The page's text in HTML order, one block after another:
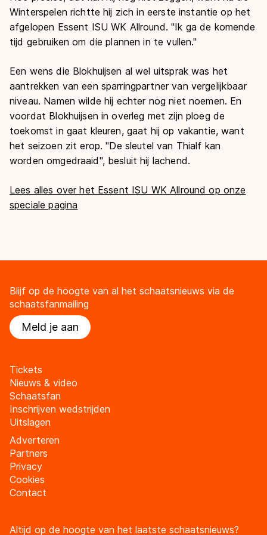
Winterspelen richtte hij zich in eerste instantie op het
afgelopen Essent ISU WK Allround. "Ik ga de komende
tijd gebruiken om die plannen in te vullen."
Een wens die Blokhuijsen al wel uitsprak was het
aantrekken van een sparringpartner van vergelijkbaar
niveau. Namen wilde hij echter nog niet noemen. En
voordat Blokhuijsen in overleg met zijn ploeg de
toekomst in gaat kleuren, gaat hij op vakantie, want
het seizoen zit erop. "De sleutel van Thialf kan
worden omgedraaid", besluit hij lachend.
Lees alles over het Essent ISU WK Allround op onze
speciale pagina
Blijf op de hoogte van al het schaatsnieuws via de
schaatsfanmailing
Meld je aan
Tickets
Nieuws & video
Schaatsfan
Inschrijven wedstrijden
Uitslagen
Adverteren
Partners
Privacy
Cookies
Contact
Altijd op de hoogte van het laatste schaatsnieuws?